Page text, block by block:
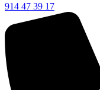
914 47 39 17